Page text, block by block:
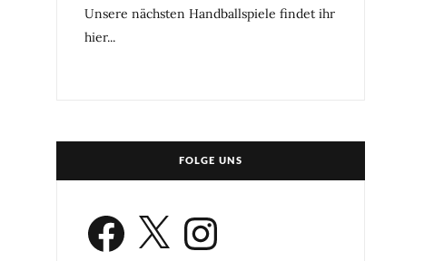
Unsere nächsten Handballspiele findet ihr
hier...
FOLGE UNS
Facebook Instagram